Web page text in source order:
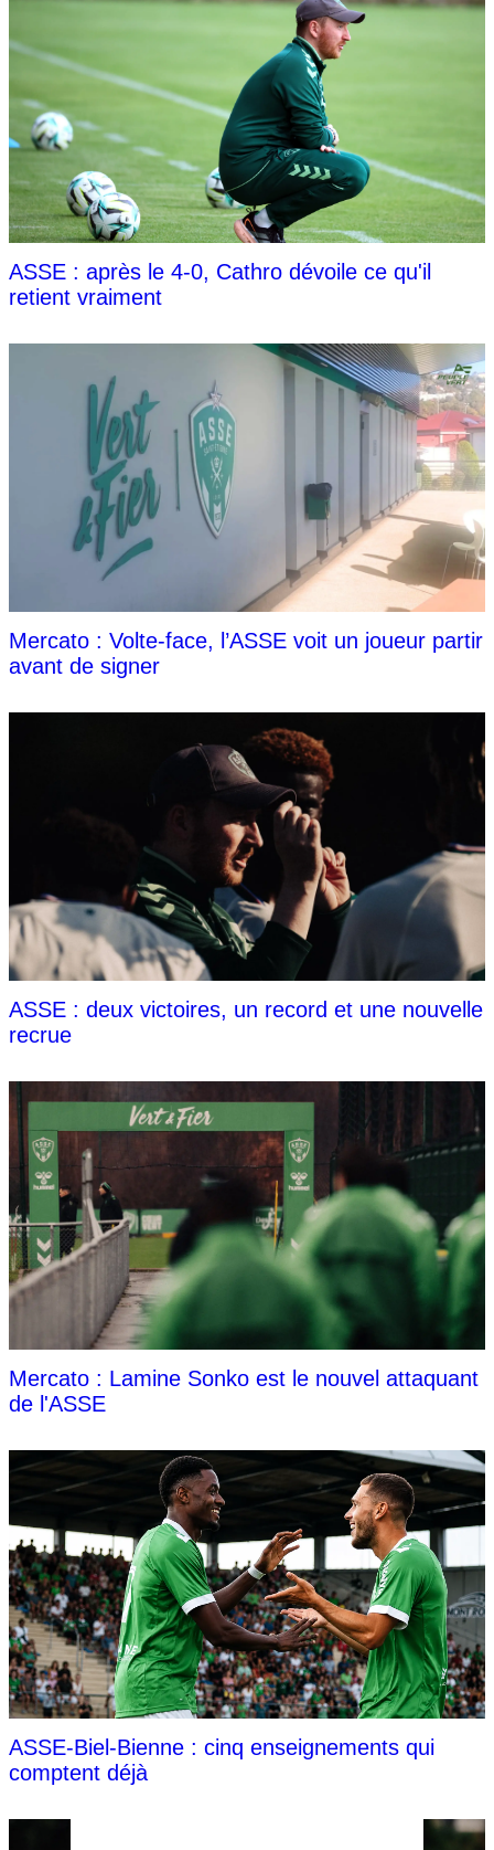
ASSE : après le 4-0, Cathro dévoile ce qu'il
retient vraiment
Mercato : Volte-face, l’ASSE voit un joueur partir
avant de signer
ASSE : deux victoires, un record et une nouvelle
recrue
Mercato : Lamine Sonko est le nouvel attaquant
de l'ASSE
ASSE-Biel-Bienne : cinq enseignements qui
comptent déjà